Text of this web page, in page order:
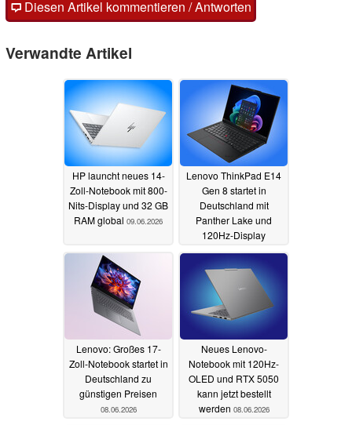
Diesen Artikel kommentieren / Antworten
Verwandte Artikel
HP launcht neues 14-
Zoll-Notebook mit 800-
Nits-Display und 32 GB
RAM global 09.06.2026
Lenovo ThinkPad E14
Gen 8 startet in
Deutschland mit
Panther Lake und
120Hz-Display
09.06.2026
Lenovo: Großes 17-
Zoll-Notebook startet in
Deutschland zu
günstigen Preisen
08.06.2026
Neues Lenovo-
Notebook mit 120Hz-
OLED und RTX 5050
kann jetzt bestellt
werden 08.06.2026